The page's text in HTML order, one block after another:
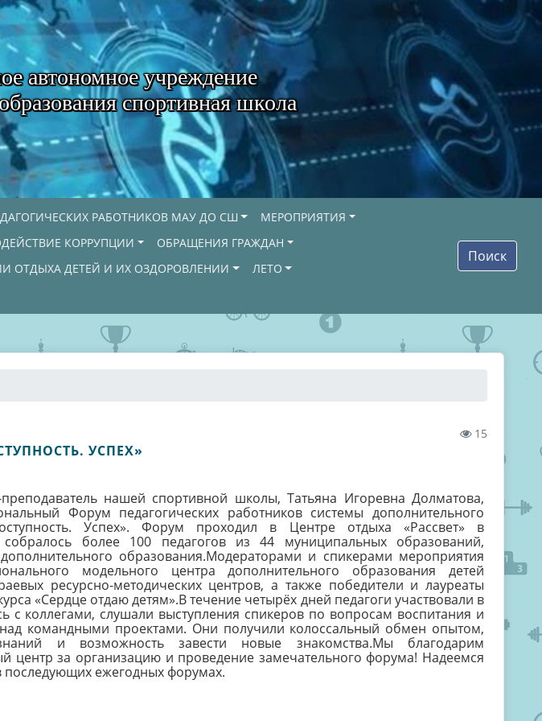
автономное учреждение
спортивная школа
РАБОТНИКОВ МАУ ДО СШ
МЕРОПРИЯТИЯ
КОРРУПЦИИ
ОБРАЩЕНИЯ ГРАЖДАН
ОТДЫХА ДЕТЕЙ И ИХ ОЗДОРОВЛЕНИИ
ЛЕТО
Поиск
15
УСПЕХ»
нашей спортивной школы, Татьяна Игоревна Долматова,
Форум педагогических работников системы дополнительного
Успех». Форум проходил в Центре отдыха «Рассвет» в
более 100 педагогов из 44 муниципальных образований,
образования.Модераторами и спикерами мероприятия
модельного центра дополнительного образования детей
ресурсно-методических центров, а также победители и лауреаты
«Сердце отдаю детям».В течение четырёх дней педагоги участвовали в
с коллегами, слушали выступления спикеров по вопросам воспитания и
над командными проектами. Они получили колоссальный обмен опытом,
и возможность завести новые знакомства.Мы благодарим
центр за организацию и проведение замечательного форума! Надеемся
последующих ежегодных форумах.